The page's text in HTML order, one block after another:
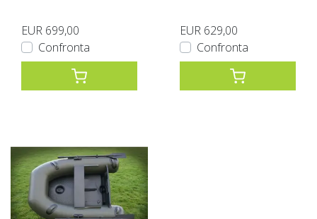
EUR 699,00
Confronta
EUR 629,00
Confronta